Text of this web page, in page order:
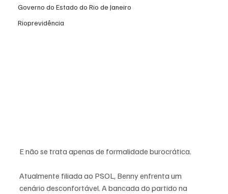
Governo do Estado do Rio de Janeiro
Rioprevidência
E não se trata apenas de formalidade burocrática.
Atualmente filiada ao PSOL, Benny enfrenta um
cenário desconfortável. A bancada do partido na